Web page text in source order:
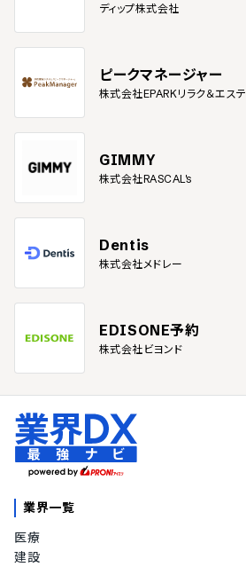
ディップ株式会社
ピークマネージャー
株式会社EPARKリラク＆エステ
GIMMY
株式会社RASCAL's
Dentis
株式会社メドレー
EDISONE予約
株式会社ビヨンド
業界一覧
医療
建設